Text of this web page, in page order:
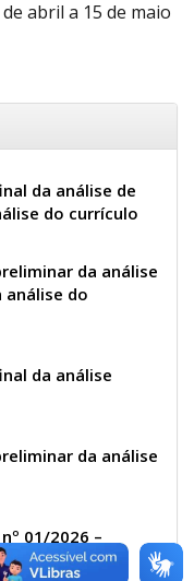
abril a 15 de maio
da análise de
do currículo
da análise
do
da análise
da análise
01/2026 –
EDUEMASUL